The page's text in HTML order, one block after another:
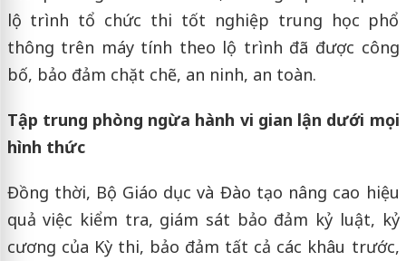
lộ trình tổ chức thi tốt nghiệp trung học phổ
thông trên máy tính theo lộ trình đã được công
bố, bảo đảm chặt chẽ, an ninh, an toàn.
Tập trung phòng ngừa hành vi gian lận dưới mọi
hình thức
Đồng thời, Bộ Giáo dục và Đào tạo nâng cao hiệu
quả việc kiểm tra, giám sát bảo đảm kỷ luật, kỷ
cương của Kỳ thi, bảo đảm tất cả các khâu trước,